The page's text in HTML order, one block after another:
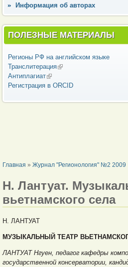
Информация об авторах
ПОЛЕЗНЫЕ МАТЕРИАЛЫ
Регионы РФ на английском языке
Транслитерация(внешняя ссылка)
Антиплагиат(внешняя ссылка)
Регистрация в ORCID
ВЫ ЗДЕСЬ
Главная » Журнал "Регионология" №2 2009
Н. Лантуат.
вьетнамского села
Н. ЛАНТУАТ
МУЗЫКАЛЬНЫЙ ТЕАТР
ЛАНТУАТ Нгуен, педагог кафедры
государственной консерватории,